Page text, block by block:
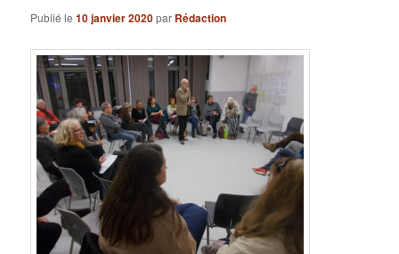
Publié le10 janvier 2020par Rédaction